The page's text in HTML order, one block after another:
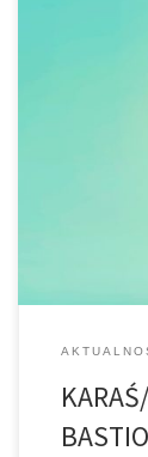
Jeszcze 3 lata
koncertował
Metal Ballads
Piotr Rogucki